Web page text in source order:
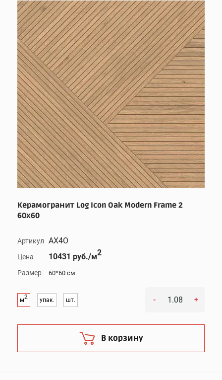
Керамогранит Log Icon Oak Modern Frame 2
60x60
Артикул AX4O
Цена 10431 руб./м2
Размер 60*60 см
м2 упак. шт. - +
В корзину